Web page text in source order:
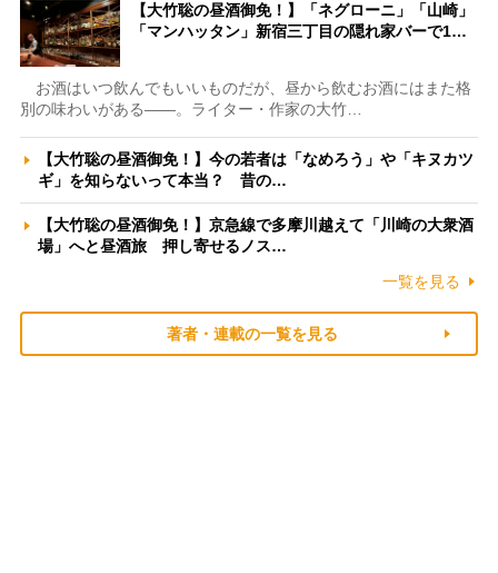
【大竹聡の昼酒御免！】「ネグローニ」「山崎」
「マンハッタン」新宿三丁目の隠れ家バーで1…
お酒はいつ飲んでもいいものだが、昼から飲むお酒にはまた格
別の味わいがある――。ライター・作家の大竹…
【大竹聡の昼酒御免！】今の若者は「なめろう」や「キヌカツ
ギ」を知らないって本当？ 昔の…
【大竹聡の昼酒御免！】京急線で多摩川越えて「川崎の大衆酒
場」へと昼酒旅 押し寄せるノス…
一覧を見る
著者・連載の一覧を見る